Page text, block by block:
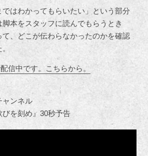
ではわかってもらいたい」という部分
本をスタッフに読んでもらうとき
、どこが伝わらなかったのかを確認
信中です。こちらから。
ャンネル
を刻め』30秒予告